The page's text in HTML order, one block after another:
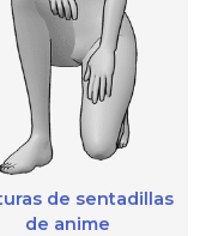
de sentadillas
de anime